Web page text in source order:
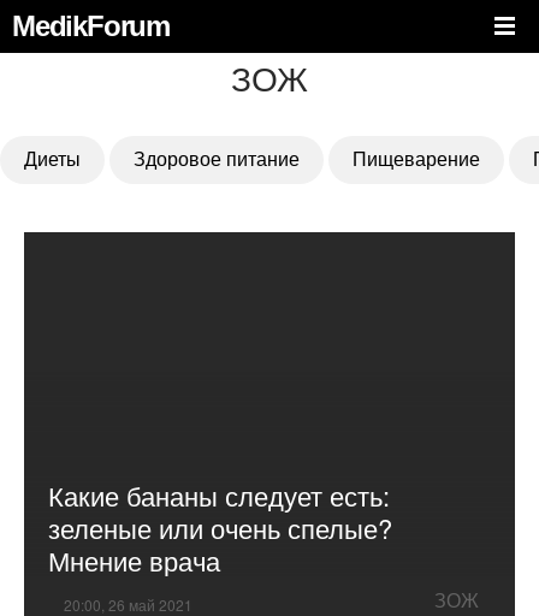
MedikForum
ЗОЖ
Диеты Здоровое питание Пищеварение
Какие бананы следует есть:
зеленые или очень спелые?
Мнение врача
20:00, 26 май 2021 ЗОЖ